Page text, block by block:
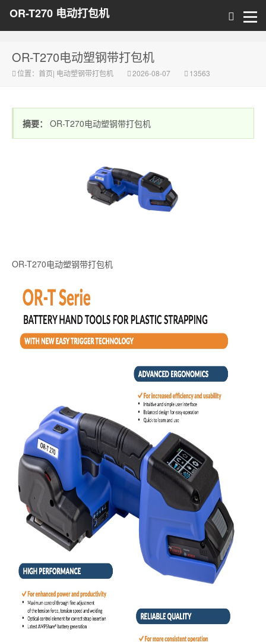
OR-T270 电动打包机
OR-T270电动塑钢带打包机
位置： 首页| 电动塑钢带打包机 2026-08-07 13563
摘要： OR-T270电动塑钢带打包机
OR-T270电动塑钢带打包机